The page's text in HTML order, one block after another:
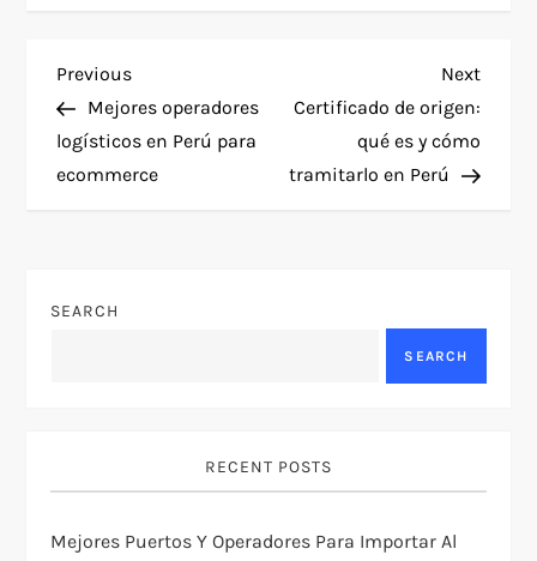
P
o
s
n
i
g
Previous
Post
Previous
Mejores operadores
logísticos en Perú para
ecommerce
Next
Post
Next
Certificado de origen:
qué es y cómo
tramitarlo en Perú
SEARCH
SEARCH
RECENT POSTS
Mejores Puertos Y Operadores Para Importar Al